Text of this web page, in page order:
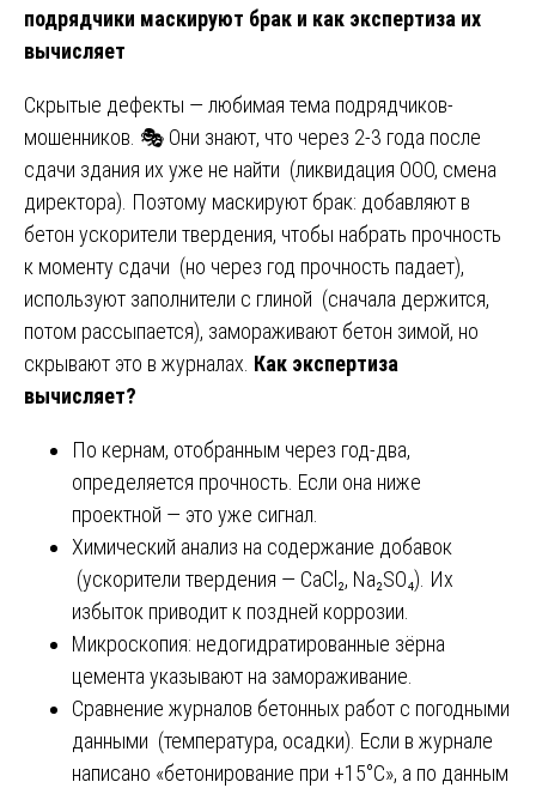
подрядчики маскируют брак и как экспертиза их
вычисляет
Скрытые дефекты — любимая тема подрядчиков-
мошенников. 🎭 Они знают, что через 2-3 года после
сдачи здания их уже не найти (ликвидация ООО, смена
директора). Поэтому маскируют брак: добавляют в
бетон ускорители твердения, чтобы набрать прочность
к моменту сдачи (но через год прочность падает),
используют заполнители с глиной (сначала держится,
потом рассыпается), замораживают бетон зимой, но
скрывают это в журналах. Как экспертиза
вычисляет?
По кернам, отобранным через год-два,
определяется прочность. Если она ниже
проектной — это уже сигнал.
Химический анализ на содержание добавок
(ускорители твердения — CaCl₂, Na₂SO₄). Их
избыток приводит к поздней коррозии.
Микроскопия: недогидратированные зёрна
цемента указывают на замораживание.
Сравнение журналов бетонных работ с погодными
данными (температура, осадки). Если в журнале
написано «бетонирование при +15°C», а по данным